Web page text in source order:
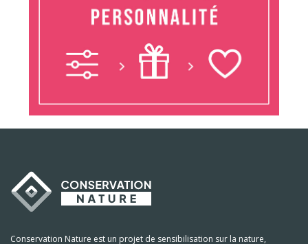
Conservation Nature est un projet de sensibilisation sur la nature,